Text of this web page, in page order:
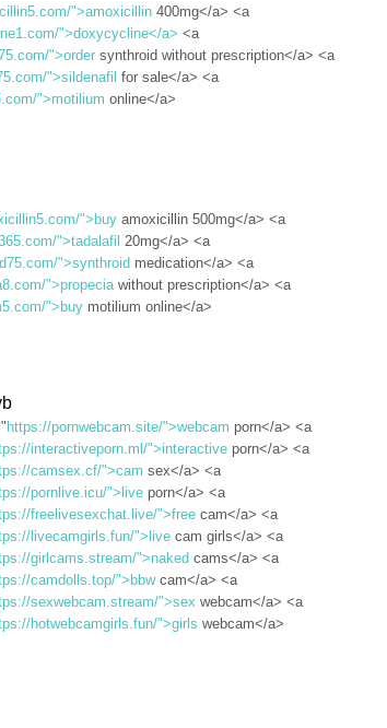
">amoxicillin 400mg</a> <a
">doxycycline</a> <a
">order synthroid without prescription</a> <a
">sildenafil for sale</a> <a
">motilium online</a>
">buy amoxicillin 500mg</a> <a
">tadalafil 20mg</a> <a
">synthroid medication</a> <a
">propeciawithout prescription</a> <a
">buy motilium online</a>
https://pornwebcam.site/">webcam porn</a> <a
interactiveporn.ml/">interactive porn</a> <a
camsex.cf/">cam sex</a> <a
pornlive.icu/">live porn</a> <a
freelivesexchat.live/">free cam</a> <a
livecamgirls.fun/">live cam girls</a> <a
girlcams.stream/">naked cams</a> <a
camdolls.top/">bbwcam</a> <a
sexwebcam.stream/">sex webcam</a> <a
hotwebcamgirls.fun/">girls webcam</a>